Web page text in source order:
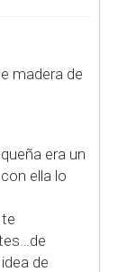
madera de
era un
ella lo
de